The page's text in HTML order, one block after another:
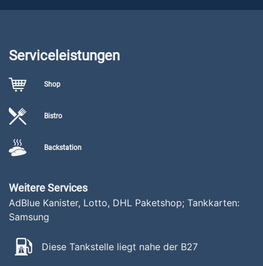
Serviceleistungen
Shop
Bistro
Backstation
Weitere Services
AdBlue Kanister, Lotto, DHL Paketshop; Tankkarten:
Samsung
Diese Tankstelle liegt nahe der B27